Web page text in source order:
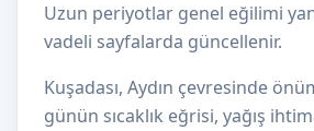
Uzun periyotlar genel eğilimi
vadeli sayfalarda güncellenir.
Kuşadası, Aydın çevresinde
günün sıcaklık eğrisi, yağış